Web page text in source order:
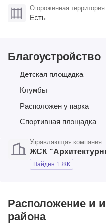
Огороженная территория
Есть
Благоустройство
Детская площадка
Клумбы
Расположен у парка
Спортивная площадка
Управляющая компания
ЖСК
Найден 1 ЖК
Расположение и
района